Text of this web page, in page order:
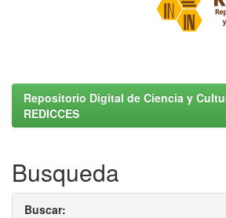
Repositorio Digital de Ciencia y
REDICCES
Busqueda
Buscar: